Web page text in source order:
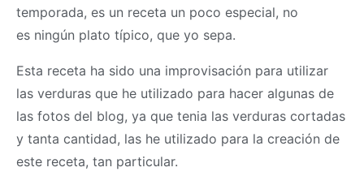
temporada, es un receta un poco especial, no
es ningún plato típico, que yo sepa.
Esta receta ha sido una improvisación para utilizar
las verduras que he utilizado para hacer algunas de
las fotos del blog, ya que tenia las verduras cortadas
y tanta cantidad, las he utilizado para la creación de
este receta, tan particular.